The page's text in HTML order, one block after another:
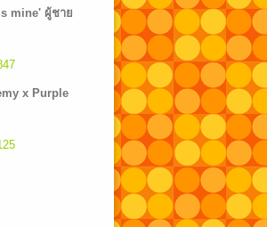
mine' ผู้ชาย
x Purple